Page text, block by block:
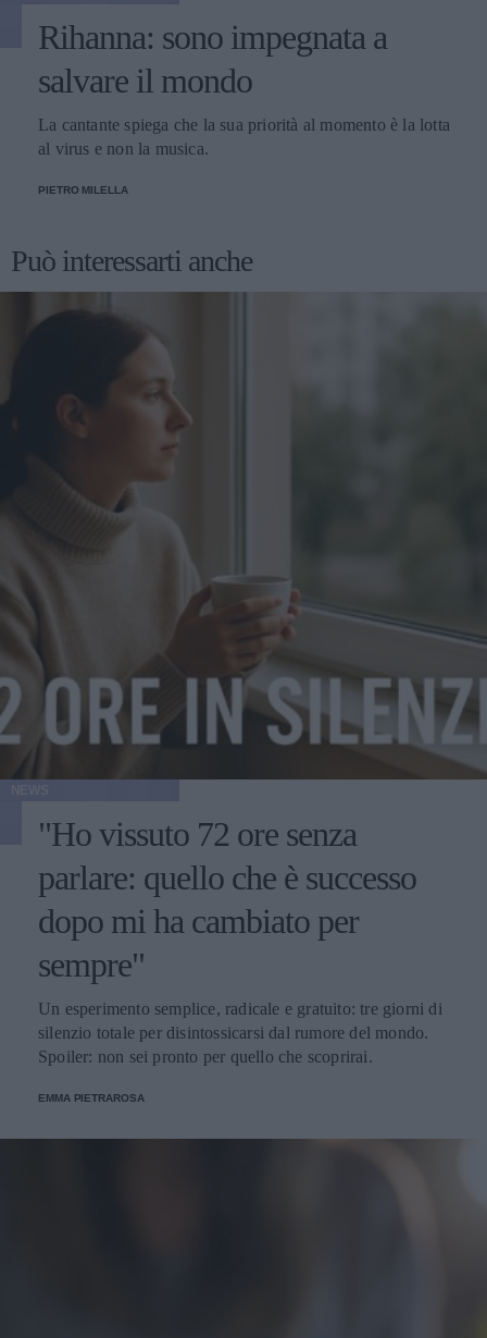
Rihanna: sono impegnata a
salvare il mondo
La cantante spiega che la sua priorità al momento è la lotta
al virus e non la musica.
PIETRO MILELLA
Può interessarti anche
"Ho vissuto 72 ore senza
parlare: quello che è successo
dopo mi ha cambiato per
sempre"
Un esperimento semplice, radicale e gratuito: tre giorni di
silenzio totale per disintossicarsi dal rumore del mondo.
Spoiler: non sei pronto per quello che scoprirai.
EMMA PIETRAROSA